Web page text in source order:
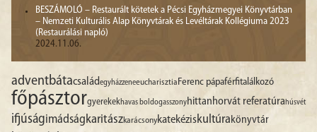
BESZÁMOLÓ – Restaurált kötetek a Pécsi Egyházmegyei Könyvtárban
– Nemzeti Kulturális Alap Könyvtárak és Levéltárak Kollégiuma 2023
(Restaurálási napló)
2024.11.06.
adventbátacsaládegyházzeneeucharisztiaFerenc pápaférfitalálkozó
főpásztorgyerekekhavas boldogasszonyhittanhorvát referatúrahúsvét
ifjúságimádságkaritászkarácsonykatekéziskultúrakönyvtár